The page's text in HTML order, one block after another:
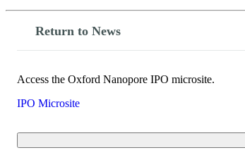
Return to News
Access the Oxford Nanopore IPO microsite.
IPO Microsite